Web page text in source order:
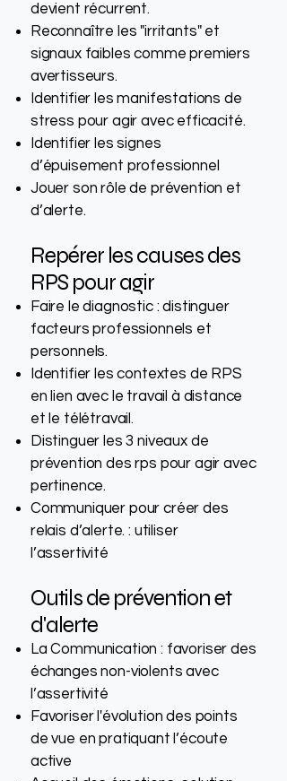
devient récurrent.
Reconnaître les "irritants" et
signaux faibles comme premiers
avertisseurs.
Identifier les manifestations de
stress pour agir avec efficacité.
Identifier les signes
d’épuisement professionnel
Jouer son rôle de prévention et
d’alerte.
Repérer les causes des
RPS pour agir
Faire le diagnostic : distinguer
facteurs professionnels et
personnels.
Identifier les contextes de RPS
en lien avec le travail à distance
et le télétravail.
Distinguer les 3 niveaux de
prévention des rps pour agir avec
pertinence.
Communiquer pour créer des
relais d’alerte. : utiliser
l’assertivité
Outils de prévention et
d'alerte
La Communication : favoriser des
échanges non-violents avec
l’assertivité
Favoriser l'évolution des points
de vue en pratiquant l’écoute
active